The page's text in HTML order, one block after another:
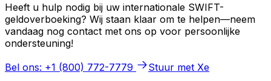
Heeft u hulp nodig bij uw internationale SWIFT-
geldoverboeking? Wij staan klaar om te helpen—neem
vandaag nog contact met ons op voor persoonlijke
ondersteuning!
Bel ons: +1 (800) 772-7779
Stuur met Xe